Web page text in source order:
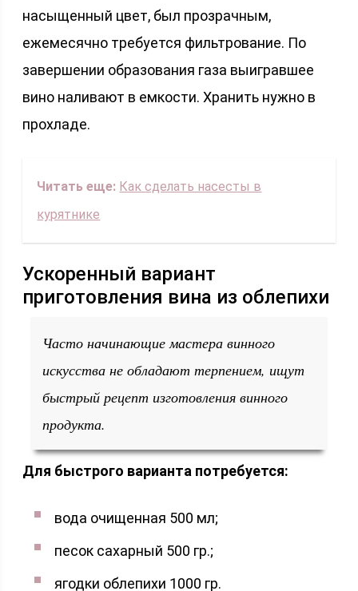
насыщенный цвет, был прозрачным,
ежемесячно требуется фильтрование. По
завершении образования газа выигравшее
вино наливают в емкости. Хранить нужно в
прохладе.
Читать еще: Как сделать насесты в
курятнике
Ускоренный вариант
приготовления вина из облепихи
Часто начинающие мастера винного
искусства не обладают терпением, ищут
быстрый рецепт изготовления винного
продукта.
Для быстрого варианта потребуется:
вода очищенная 500 мл;
песок сахарный 500 гр.;
ягодки облепихи 1000 гр.